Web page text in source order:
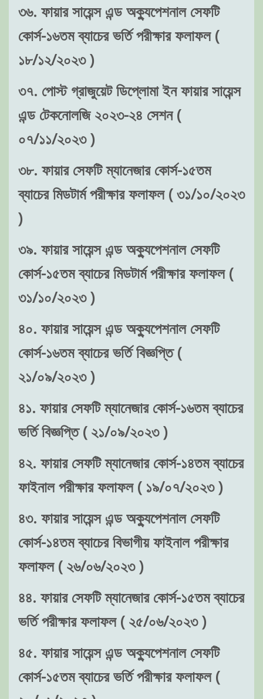
৩৬. ফায়ার সায়েন্স এন্ড অক্যুপেশনাল সেফটি
কোর্স-১৬তম ব্যাচের ভর্তি পরীক্ষার ফলাফল (
১৮/১২/২০২৩ )
৩৭. পোস্ট গ্রাজুয়েট ডিপ্লোমা ইন ফায়ার সায়েন্স
এন্ড টেকনোলজি ২০২৩-২৪ সেশন (
০৭/১১/২০২৩ )
৩৮. ফায়ার সেফটি ম্যানেজার কোর্স-১৫তম
ব্যাচের মিডটার্ম পরীক্ষার ফলাফল ( ৩১/১০/২০২৩
)
৩৯. ফায়ার সায়েন্স এন্ড অক্যুপেশনাল সেফটি
কোর্স-১৫তম ব্যাচের মিডটার্ম পরীক্ষার ফলাফল (
৩১/১০/২০২৩ )
৪০. ফায়ার সায়েন্স এন্ড অক্যুপেশনাল সেফটি
কোর্স-১৬তম ব্যাচের ভর্তি বিজ্ঞপ্তি (
২১/০৯/২০২৩ )
৪১. ফায়ার সেফটি ম্যানেজার কোর্স-১৬তম ব্যাচের
ভর্তি বিজ্ঞপ্তি ( ২১/০৯/২০২৩ )
৪২. ফায়ার সেফটি ম্যানেজার কোর্স-১৪তম ব্যাচের
ফাইনাল পরীক্ষার ফলাফল ( ১৯/০৭/২০২৩ )
৪৩. ফায়ার সায়েন্স এন্ড অক্যুপেশনাল সেফটি
কোর্স-১৪তম ব্যাচের বিভাগীয় ফাইনাল পরীক্ষার
ফলাফল ( ২৬/০৬/২০২৩ )
৪৪. ফায়ার সেফটি ম্যানেজার কোর্স-১৫তম ব্যাচের
ভর্তি পরীক্ষার ফলাফল ( ২৫/০৬/২০২৩ )
৪৫. ফায়ার সায়েন্স এন্ড অক্যুপেশনাল সেফটি
কোর্স-১৫তম ব্যাচের ভর্তি পরীক্ষার ফলাফল (